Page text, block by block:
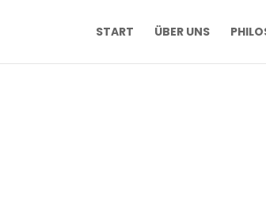
START ÜBER UNS